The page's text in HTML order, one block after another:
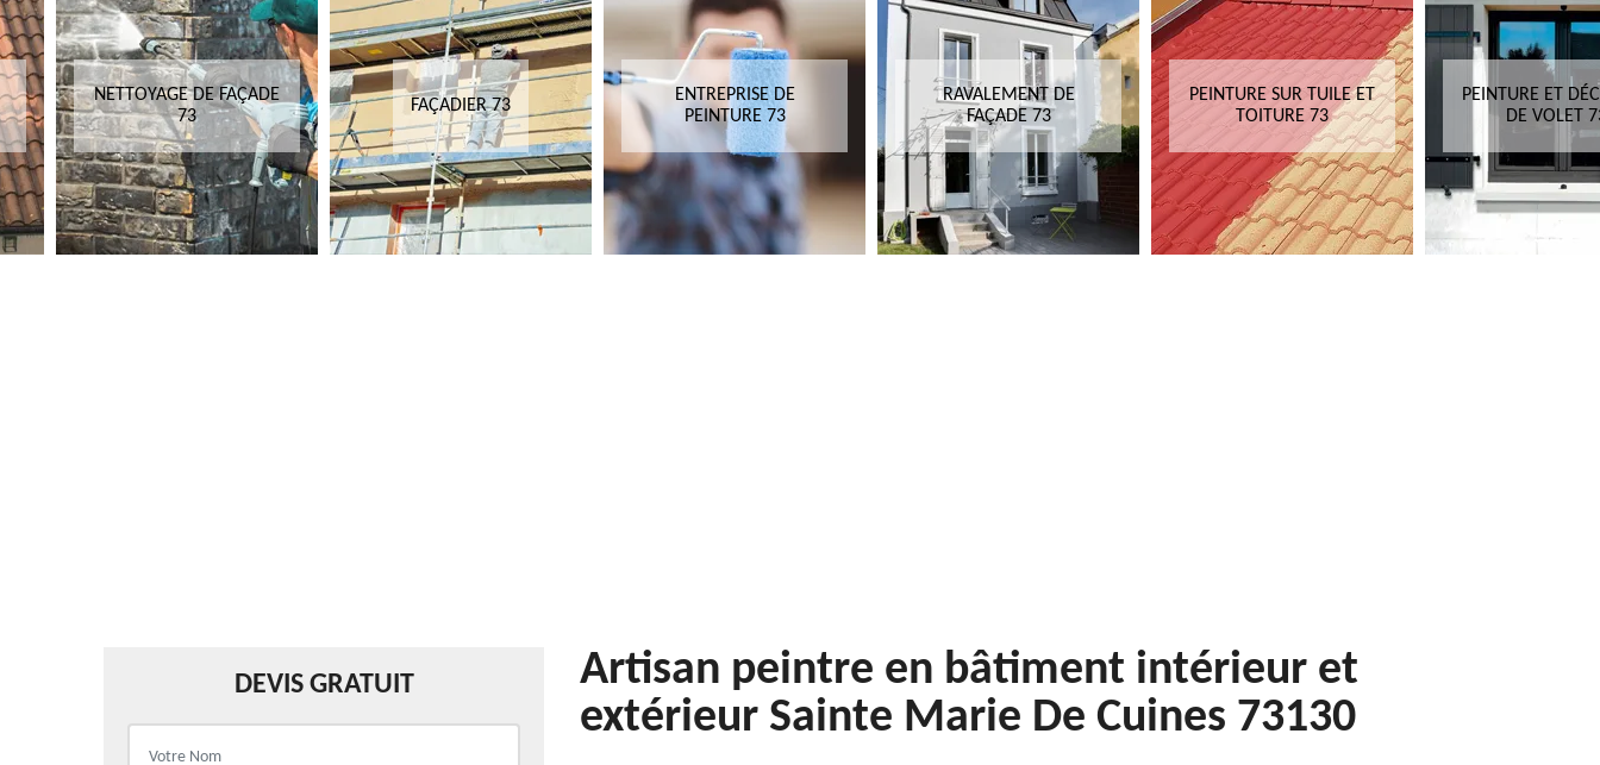
NETTOYAGE DE FAÇADE
73
FAÇADIER 73
ENTREPRISE DE
PEINTURE 73
RAVALEMENT DE
FAÇADE 73
PEINTURE SUR TUILE ET
TOITURE 73
PEINTURE ET
DE VOLET
DEVIS GRATUIT
Artisan peintre en bâtiment intérieur et
extérieur Sainte Marie De Cuines 73130